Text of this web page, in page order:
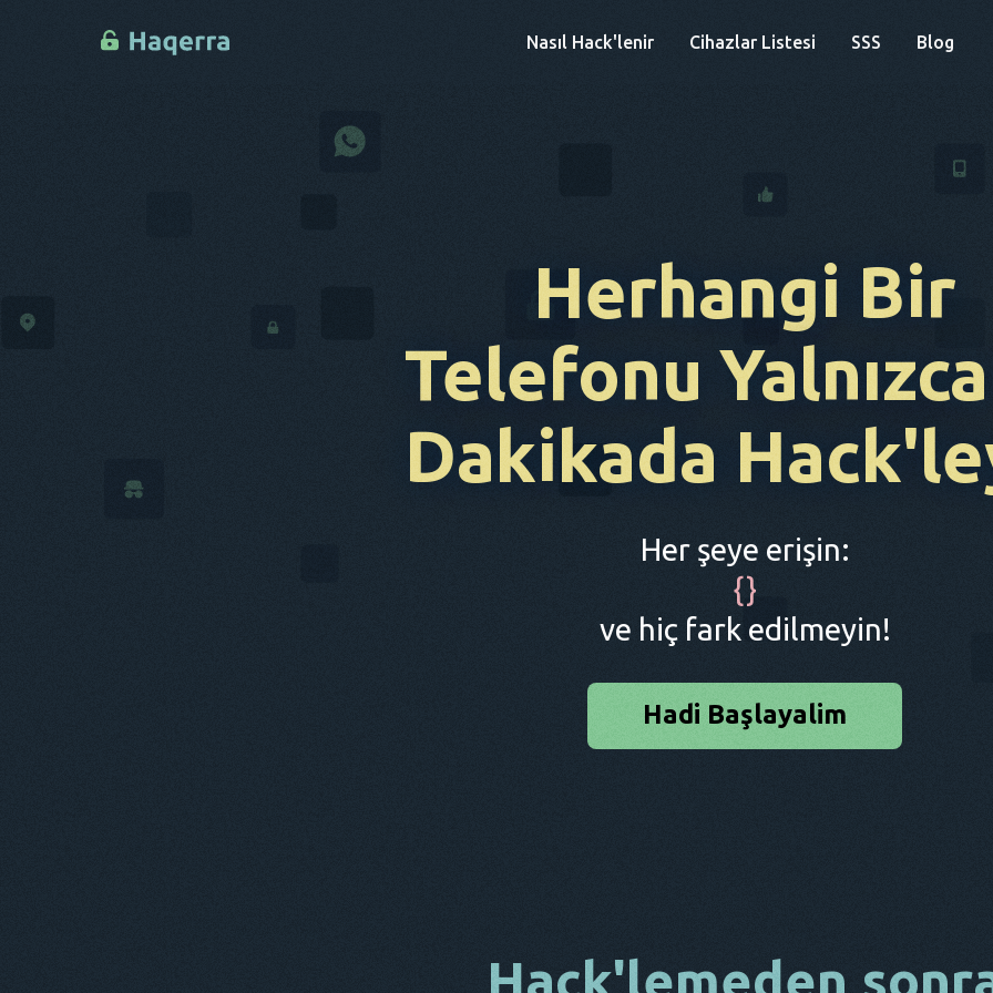
Nasıl Hack'lenir Cihazlar Listesi SSS Blog
Herhangi Bir
Telefonu
Dakikada
Her şeye erişin:
{}
ve hiç fark edilmeyin!
Hadi Başlayalim
Hack'lemeden